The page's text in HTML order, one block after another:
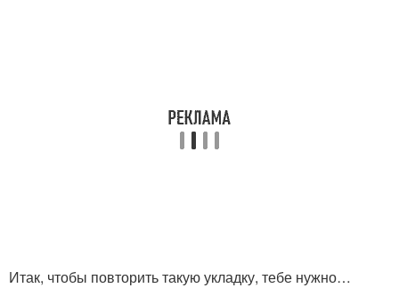
Итак, чтобы повторить такую укладку, тебе нужно…